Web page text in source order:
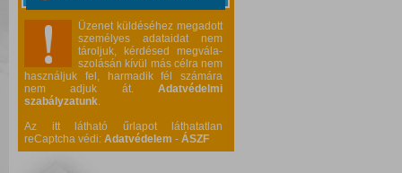
Üzenet küldéséhez megadott
személyes adataidat nem
tároljuk, kérdésed megvála-
szolásán kívül más célra nem
használjuk fel, harmadik fél számára
nem adjuk át. Adatvédelmi
szabályzatunk.
Az itt látható űrlapot láthatatlan
reCaptcha védi: Adatvédelem - ÁSZF